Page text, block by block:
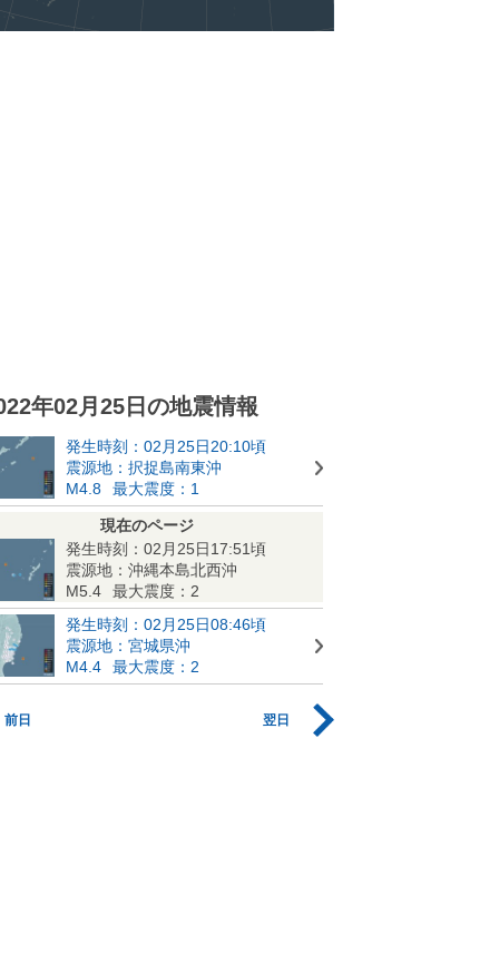
年02月25日の地震情報
発生時刻：02月25日20:10頃
震源地：択捉島南東沖
M4.8
最大震度：1
現在のページ
発生時刻：02月25日17:51頃
震源地：沖縄本島北西沖
M5.4
最大震度：2
発生時刻：02月25日08:46頃
震源地：宮城県沖
M4.4
最大震度：2
前日 翌日